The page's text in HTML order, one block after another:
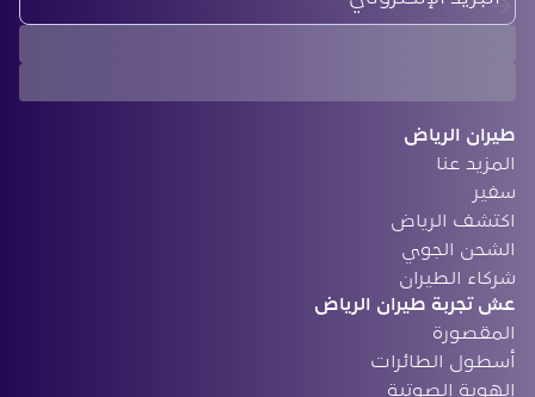
طيران الرياض
المزيد عنا
سفير
‏اكتشف الرياض
الشحن الجوي
‏شركاء الطيران
‏عش تجربة طيران الرياض
المقصورة
أسطول الطائرات
الهوية الصوتية